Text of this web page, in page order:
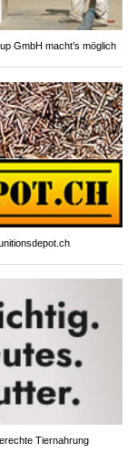
GmbH macht’s möglich
Tiernahrung